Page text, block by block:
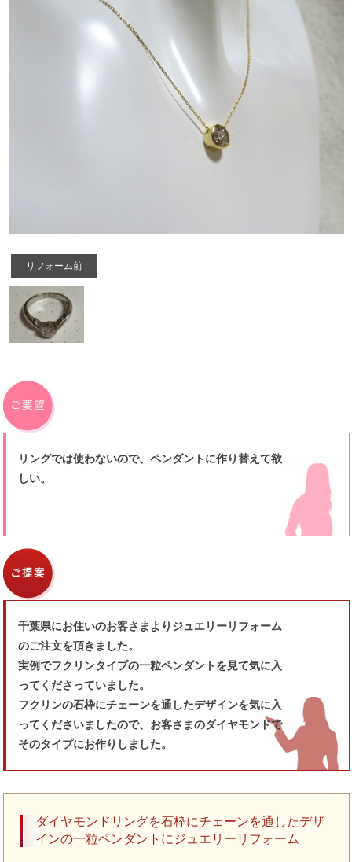
リフォーム前
リングでは使わないので、ペンダントに作り替えて欲
しい。
千葉県にお住いのお客さまよりジュエリーリフォーム
のご注文を頂きました。
実例でフクリンタイプの一粒ペンダントを見て気に入
ってくださっていました。
フクリンの石枠にチェーンを通したデザインを気に入
ってくださいましたので、お客さまのダイヤモンドで
そのタイプにお作りしました。
ダイヤモンドリングを石枠にチェーンを通したデザ
インの一粒ペンダントにジュエリーリフォーム